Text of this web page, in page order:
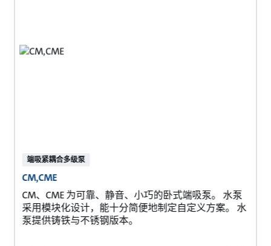
端吸紧耦合多级泵
CM,CME
CM、CME 为可靠、静音、小巧的卧式端吸泵。 水泵
采用模块化设计，能十分简便地制定自定义方案。 水
泵提供铸铁与不锈钢版本。